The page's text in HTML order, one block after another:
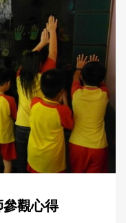
觀心得